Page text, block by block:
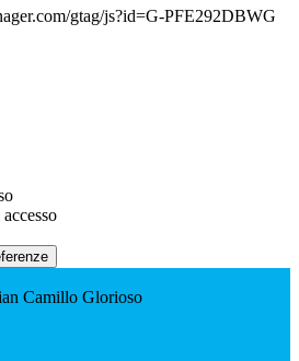
gtag/js?id=G-PFE292DBWG
Camillo Glorioso